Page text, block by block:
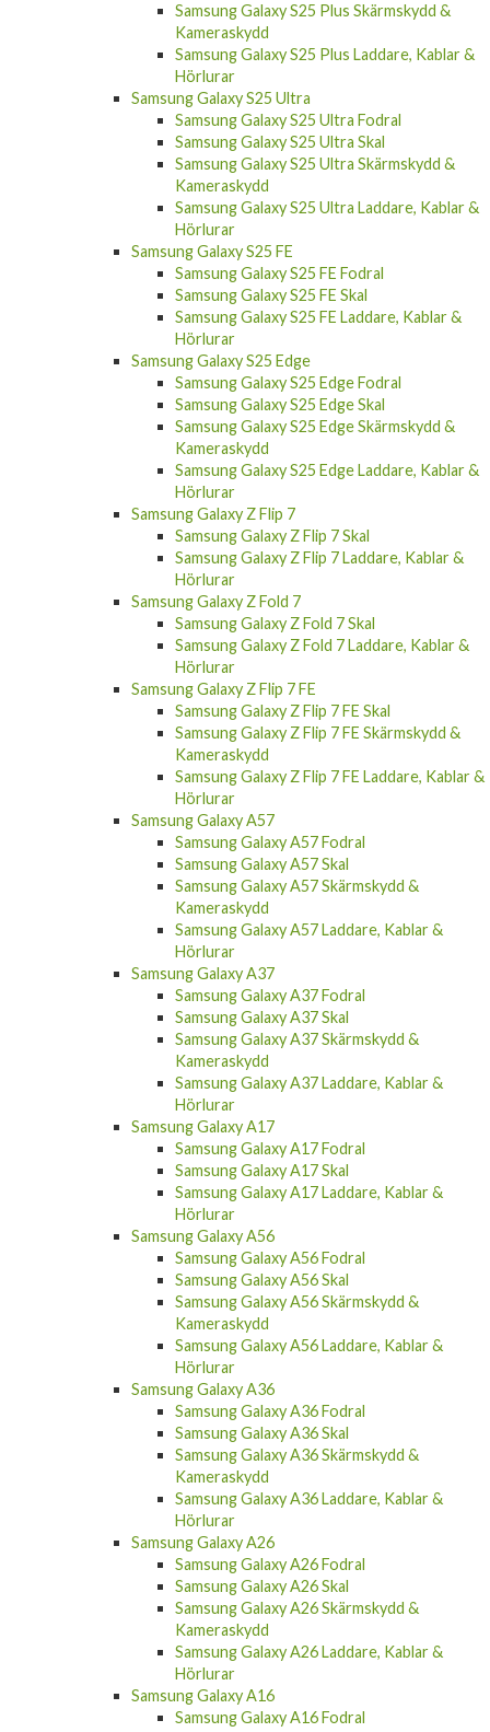
Kameraskydd
Samsung Galaxy S25 Plus Laddare, Kablar &
Hörlurar
Samsung Galaxy S25 Ultra
Samsung Galaxy S25 Ultra Fodral
Samsung Galaxy S25 Ultra Skal
Samsung Galaxy S25 Ultra Skärmskydd &
Kameraskydd
Samsung Galaxy S25 Ultra Laddare, Kablar &
Hörlurar
Samsung Galaxy S25 FE
Samsung Galaxy S25 FE Fodral
Samsung Galaxy S25 FE Skal
Samsung Galaxy S25 FE Laddare, Kablar &
Hörlurar
Samsung Galaxy S25 Edge
Samsung Galaxy S25 Edge Fodral
Samsung Galaxy S25 Edge Skal
Samsung Galaxy S25 Edge Skärmskydd &
Kameraskydd
Samsung Galaxy S25 Edge Laddare, Kablar &
Hörlurar
Samsung Galaxy Z Flip 7
Samsung Galaxy Z Flip 7 Skal
Samsung Galaxy Z Flip 7 Laddare, Kablar &
Hörlurar
Samsung Galaxy Z Fold 7
Samsung Galaxy Z Fold 7 Skal
Samsung Galaxy Z Fold 7 Laddare, Kablar &
Hörlurar
Samsung Galaxy Z Flip 7 FE
Samsung Galaxy Z Flip 7 FE Skal
Samsung Galaxy Z Flip 7 FE Skärmskydd &
Kameraskydd
Samsung Galaxy Z Flip 7 FE Laddare, Kablar &
Hörlurar
Samsung Galaxy A57
Samsung Galaxy A57 Fodral
Samsung Galaxy A57 Skal
Samsung Galaxy A57 Skärmskydd &
Kameraskydd
Samsung Galaxy A57 Laddare, Kablar &
Hörlurar
Samsung Galaxy A37
Samsung Galaxy A37 Fodral
Samsung Galaxy A37 Skal
Samsung Galaxy A37 Skärmskydd &
Kameraskydd
Samsung Galaxy A37 Laddare, Kablar &
Hörlurar
Samsung Galaxy A17
Samsung Galaxy A17 Fodral
Samsung Galaxy A17 Skal
Samsung Galaxy A17 Laddare, Kablar &
Hörlurar
Samsung Galaxy A56
Samsung Galaxy A56 Fodral
Samsung Galaxy A56 Skal
Samsung Galaxy A56 Skärmskydd &
Kameraskydd
Samsung Galaxy A56 Laddare, Kablar &
Hörlurar
Samsung Galaxy A36
Samsung Galaxy A36 Fodral
Samsung Galaxy A36 Skal
Samsung Galaxy A36 Skärmskydd &
Kameraskydd
Samsung Galaxy A36 Laddare, Kablar &
Hörlurar
Samsung Galaxy A26
Samsung Galaxy A26 Fodral
Samsung Galaxy A26 Skal
Samsung Galaxy A26 Skärmskydd &
Kameraskydd
Samsung Galaxy A26 Laddare, Kablar &
Hörlurar
Samsung Galaxy A16
Samsung Galaxy A16 Fodral
Samsung Galaxy A16 Skal